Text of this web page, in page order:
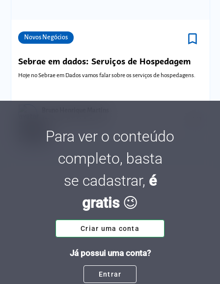
Novos Negócios bookmark_border
Sebrae em dados: Serviços de Hospedagem
Hoje no Sebrae em Dados vamos falar sobre os serviços de hospedagens.
Para ver o conteúdo
completo, basta
se cadastrar, é
gratis😉
Criar uma conta
Já possui uma conta?
Entrar